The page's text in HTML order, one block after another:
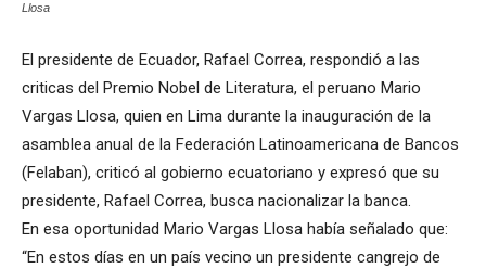
Llosa
El presidente de Ecuador, Rafael Correa, respondió a las
criticas del Premio Nobel de Literatura, el peruano Mario
Vargas Llosa, quien en Lima durante la inauguración de la
asamblea anual de la Federación Latinoamericana de Bancos
(Felaban), criticó al gobierno ecuatoriano y expresó que su
presidente, Rafael Correa, busca nacionalizar la banca.
En esa oportunidad Mario Vargas Llosa había señalado que:
“En estos días en un país vecino un presidente cangrejo de